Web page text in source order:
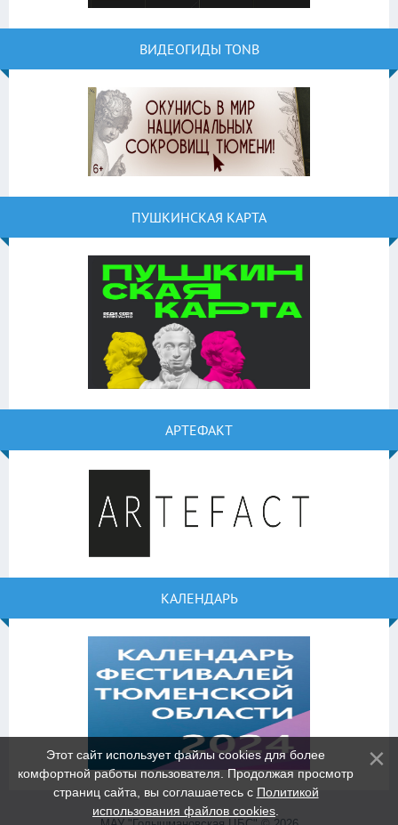
ВИДЕОГИДЫ TONB
ПУШКИНСКАЯ КАРТА
АРТЕФАКТ
КАЛЕНДАРЬ
Этот сайт использует файлы cookies для более
комфортной работы пользователя. Продолжая просмотр
страниц сайта, вы соглашаетесь с Политикой
использования файлов cookies